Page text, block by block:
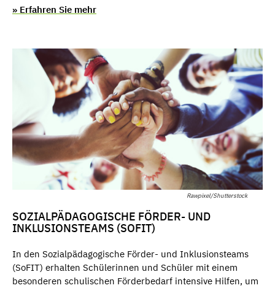
» Erfahren Sie mehr
Rawpixel/Shutterstock
SOZIALPÄDAGOGISCHE FÖRDER- UND
INKLUSIONSTEAMS (SOFIT)
In den Sozialpädagogische Förder- und Inklusionsteams
(SoFIT) erhalten Schülerinnen und Schüler mit einem
besonderen schulischen Förderbedarf intensive Hilfen, um